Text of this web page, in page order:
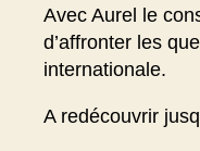
Avec Aurel le
d’affronter les
internationale.
A redécouvrir